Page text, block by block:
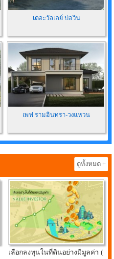
เดอะวัลเลย์ บ่อวิน
เพฟ รามอินทรา-วงแหวน
ดูทั้งหมด +
เลือกลงทุนในที่ดินอย่างมีมูลค่า (